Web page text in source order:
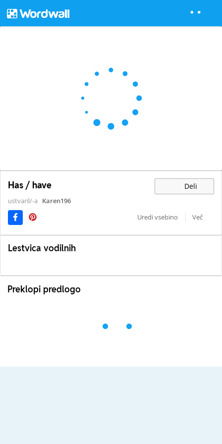
Has / have Deli
ustvaril/-a
Karen196
Uredi vsebino
Več
Lestvica vodilnih
Preklopi predlogo